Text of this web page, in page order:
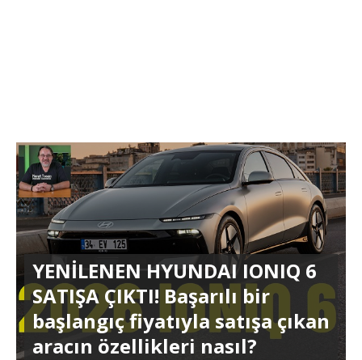
YENİLENEN HYUNDAI IONIQ 6
SATIŞA ÇIKTI! Başarılı bir
başlangıç fiyatıyla satışa çıkan
aracın özellikleri nasıl?